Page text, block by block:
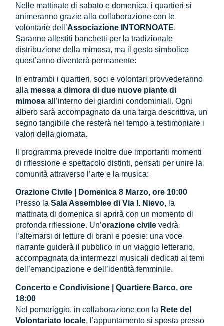
Nelle mattinate di sabato e domenica, i quartieri si
animeranno grazie alla collaborazione con le
volontarie dell’Associazione INTORNOATE.
Saranno allestiti banchetti per la tradizionale
distribuzione della mimosa, ma il gesto simbolico
quest’anno diventerà permanente:
In entrambi i quartieri, soci e volontari provvederanno
alla messa a dimora di due nuove piante di
mimosa all’interno dei giardini condominiali. Ogni
albero sarà accompagnato da una targa descrittiva, un
segno tangibile che resterà nel tempo a testimoniare i
valori della giornata.
Il programma prevede inoltre due importanti momenti
di riflessione e spettacolo distinti, pensati per unire la
comunità attraverso l’arte e la musica:
Orazione Civile | Domenica 8 Marzo, ore 10:00
Presso laSala Assemblee di Via I. Nievo, la
mattinata di domenica si aprirà con un momento di
profonda riflessione. Un’orazione civile vedrà
l’alternarsi di letture di brani e poesie: una voce
narrante guiderà il pubblico in un viaggio letterario,
accompagnata da intermezzi musicali dedicati ai temi
dell’emancipazione e dell’identità femminile.
Concerto e Condivisione | Quartiere Barco, ore
18:00
Nel pomeriggio, in collaborazione con la Rete del
Volontariato locale, l’appuntamento si sposta presso